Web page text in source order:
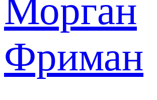
Морган
Фриман